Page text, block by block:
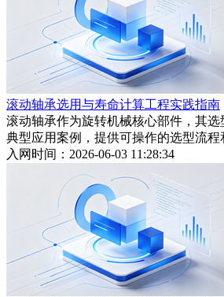
滚动轴承选用与寿命计算工程实践指南
滚动轴承作为旋转机械核心部件，其
典型应用案例，提供可操作的选型流程
入网时间：2026-06-03 11:28:34